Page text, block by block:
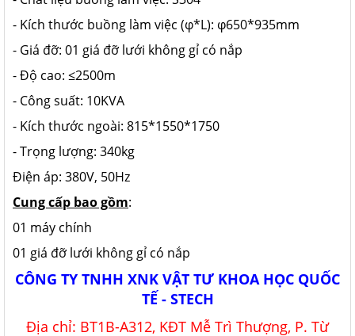
- Kích thước buồng làm việc (φ*L): φ650*935mm
- Giá đỡ: 01 giá đỡ lưới không gỉ có nắp
- Độ cao: ≤2500m
- Công suất: 10KVA
- Kích thước ngoài: 815*1550*1750
- Trọng lượng: 340kg
Điện áp: 380V, 50Hz
Cung cấp bao gồm:
01 máy chính
01 giá đỡ lưới không gỉ có nắp
CÔNG TY TNHH XNK VẬT TƯ KHOA HỌC QUỐC
TẾ - STECH
Địa chỉ: BT1B-A312, KĐT Mễ Trì Thượng, P. Từ